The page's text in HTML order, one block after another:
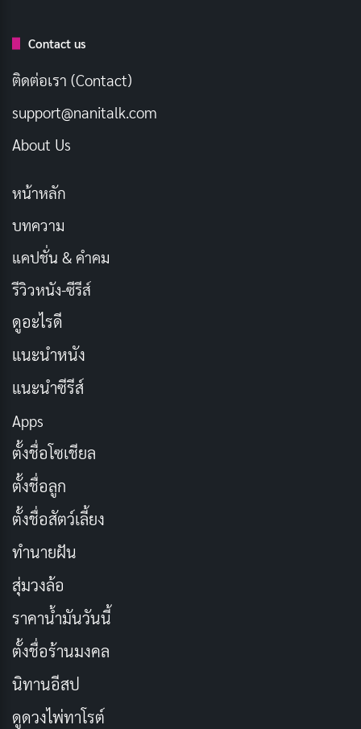
The Lord of the Rings: The Two Towers
ยิ่งใหญ่จากภาคแรกด้วยการเล่าเรื่องที่เข้มข้นยิ่งขึ้น เมื่อ
กลุ่มมิตรภาพแตกแยกและต้องเผชิญศัตรูที่แข็งแกร่งขึ้น
ด้วยการกำกับของ
การพัฒนาตัวละครอย่าง
เจอร์ ทำให้หนังเรื่องนี้โดดเด่นในด้านนวัตกรรมและการเล่า
ความหวังและความเสียสละในช่วงเวลาแห่งความมืด
ชื่อเรื่องในภาษาไทย:
นักแสดงนำ:
อร์คิส
ผู้กำกับ:ปีเตอร์ แจ็กสัน
ความยาว:
เรตติ้ง IMDb:
ช่องทางการดูในประเทศไทย:
3. The Lord of the Rings: The Return of the
King (2003)
Contact us
ติดต่อเรา (Contact)
support@nanitalk.com
About Us
หน้าหลัก
บทความ
แคปชั่น & คำคม
รีวิวหนัง-ซีรีส์
ดูอะไรดี
แนะนำหนัง
แนะนำซีรีส์
Apps
ตั้งชื่อโซเชียล
ตั้งชื่อลูก
ตั้งชื่อสัตว์เลี้ยง
ทำนายฝัน
สุ่มวงล้อ
ราคาน้ำมันวันนี้
ตั้งชื่อร้านมงคล
นิทานอีสป
ดูดวงไพ่ทาโรต์